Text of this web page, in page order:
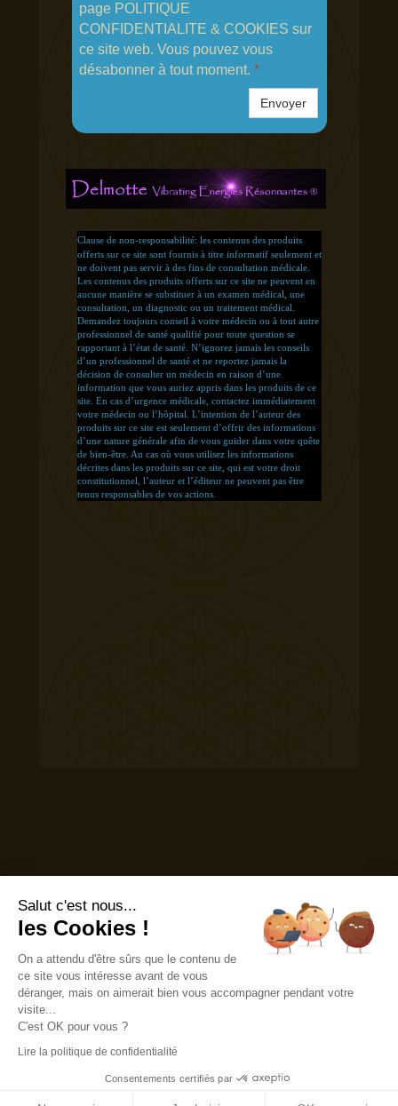
Clause de non-responsabilité: les contenus des produits
offerts sur ce site sont fournis à titre informatif seulement et
ne doivent pas servir à des fins de consultation médicale.
Les contenus des produits offerts sur ce site ne peuvent en
aucune manière se substituer à un examen médical, une
consultation, un diagnostic ou un traitement médical.
Demandez toujours conseil à votre médecin ou à tout autre
professionnel de santé qualifié pour toute question se
rapportant à l’état de santé. N’ignorez jamais les conseils
d’un professionnel de santé et ne reportez jamais la
décision de consulter un médecin en raison d’une
information que vous auriez appris dans les produits de ce
site. En cas d’urgence médicale, contactez immédiatement
votre médecin ou l’hôpital. L’intention de l’auteur des
produits sur ce site est seulement d’offrir des informations
d’une nature générale afin de vous guider dans votre quête
de bien-être. Au cas où vous utilisez les informations
décrites dans les produits sur ce site, qui est votre droit
constitutionnel, l’auteur et l’éditeur ne peuvent pas être
tenus responsables de vos actions.
page POLITIQUE
CONFIDENTIALITE & COOKIES sur
ce site web. Vous pouvez vous
désabonner à tout moment. *
Envoyer
Delmotte Vibrating Energies Résonnantes
Pas enregistré pour la TVA
Salut c'est nous...
les Cookies !
On a attendu d'être sûrs que le contenu de
ce site vous intéresse avant de vous
déranger, mais on aimerait bien vous accompagner pendant votre
visite...
C'est OK pour vous ?
Lire la politique de confidentialité
Consentements certifiés par